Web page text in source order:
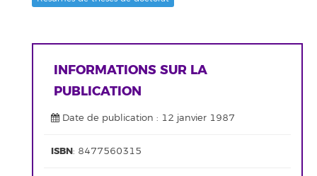
INFORMATIONS SUR LA
PUBLICATION
Date de publication : 12 janvier 1987
ISBN: 8477560315